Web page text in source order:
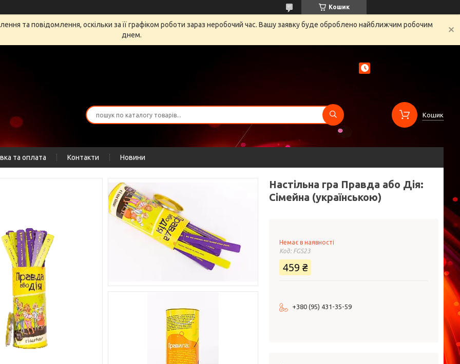
Кошик
та повідомлення, оскільки за її графіком роботи зараз неробочий час. Вашу заявку буде оброблено найближчим робочим
днем.
Кошик
та оплата Контакти Новини
Настільна гра Правда або Дія:
Сімейна (українською)
Немає в наявності
Код: FGS23
459 ₴
+380 (95) 431-35-59